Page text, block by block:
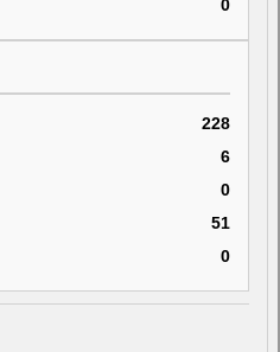
0
228
6
0
51
0